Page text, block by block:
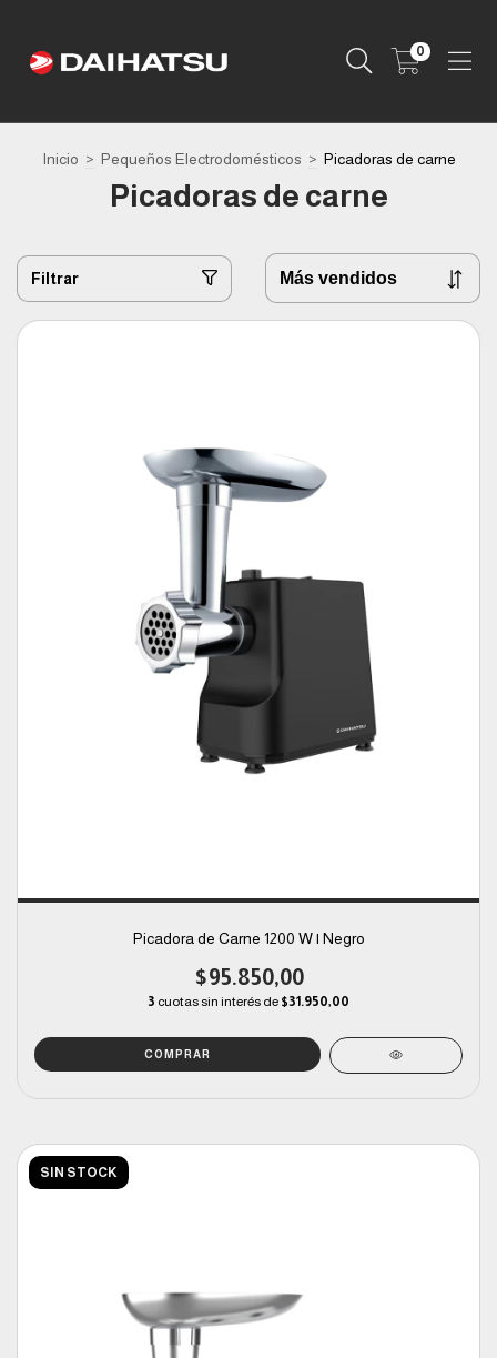
0
Inicio > Pequeños Electrodomésticos > Picadoras de carne
Picadoras de carne
Filtrar
Picadora de Carne 1200 W | Negro
$95.850,00
3 cuotas sin interés de $31.950,00
SIN STOCK